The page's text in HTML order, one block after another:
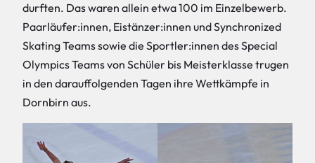
durften. Das waren allein etwa 100 im Einzelbewerb.
Paarläufer:innen, Eistänzer:innen und Synchronized
Skating Teams sowie die Sportler:innen des Special
Olympics Teams von Schüler bis Meisterklasse trugen
in den darauffolgenden Tagen ihre Wettkämpfe in
Dornbirn aus.